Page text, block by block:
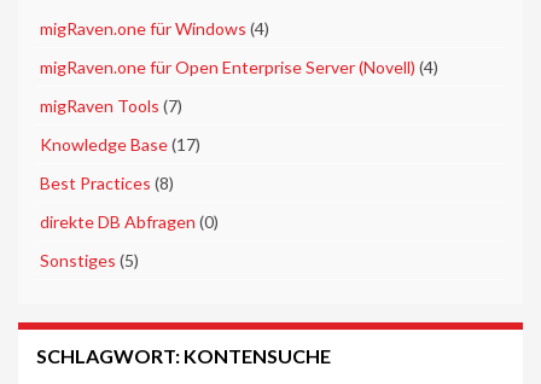
migRaven.one für Windows (4)
migRaven.one für Open Enterprise Server (Novell) (4)
migRaven Tools (7)
Knowledge Base(17)
Best Practices (8)
direkte DB Abfragen (0)
Sonstiges (5)
SCHLAGWORT: KONTENSUCHE